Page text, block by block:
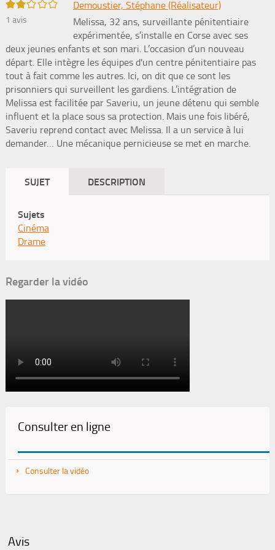
2/5
1 avis
Demoustier, Stéphane (Réalisateur)
Melissa, 32 ans, surveillante pénitentiaire
expérimentée, s’installe en Corse avec ses
deux jeunes enfants et son mari. L’occasion d’un nouveau
départ. Elle intègre les équipes d'un centre pénitentiaire pas
tout à fait comme les autres. Ici, on dit que ce sont les
prisonniers qui surveillent les gardiens. L’intégration de
Melissa est facilitée par Saveriu, un jeune détenu qui semble
influent et la place sous sa protection. Mais une fois libéré,
Saveriu reprend contact avec Melissa. Il a un service à lui
demander… Une mécanique pernicieuse se met en marche.
SUJET DESCRIPTION
Sujets
Cinéma
Drame
Regarder la vidéo
Consulter en ligne
Consulter la vidéo
Avis